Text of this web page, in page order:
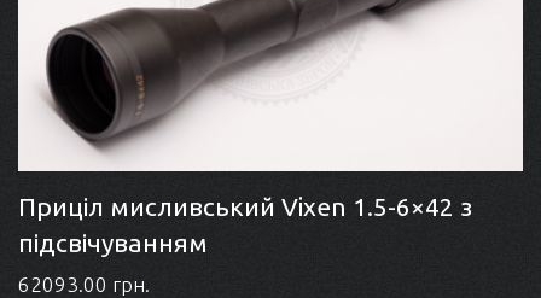
Приціл мисливський Vixen 1.5-6×42 з
підсвічуванням
62093.00 грн.